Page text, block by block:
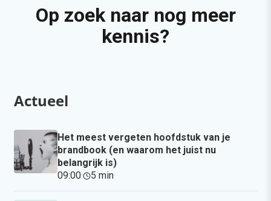
Op zoek naar nog meer
kennis?
Actueel
Het meest vergeten hoofdstuk van je
brandbook (en waarom het juist nu
belangrijk is)
09:00· 5 min·